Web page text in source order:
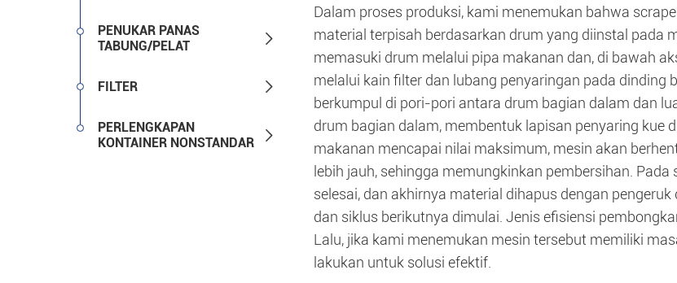
PENUKAR PANAS
TABUNG/PELAT

FILTER 
PERLENGKAPAN
KONTAINER NONSTANDAR

Dalam proses produksi, kami menemukan bahwa
material terpisah berdasarkan drum yang diinstal pada
memasuki drum melalui pipa makanan dan, di bawah
melalui kain filter dan lubang penyaringan pada dinding
berkumpul di pori-pori antara drum bagian dalam dan
drum bagian dalam, membentuk lapisan penyaring kue
makanan mencapai nilai maksimum, mesin akan
lebih jauh, sehingga memungkinkan pembersihan.
selesai, dan akhirnya material dihapus dengan
dan siklus berikutnya dimulai. Jenis efisiensi
Lalu, jika kami menemukan mesin tersebut memiliki
lakukan untuk solusi efektif.